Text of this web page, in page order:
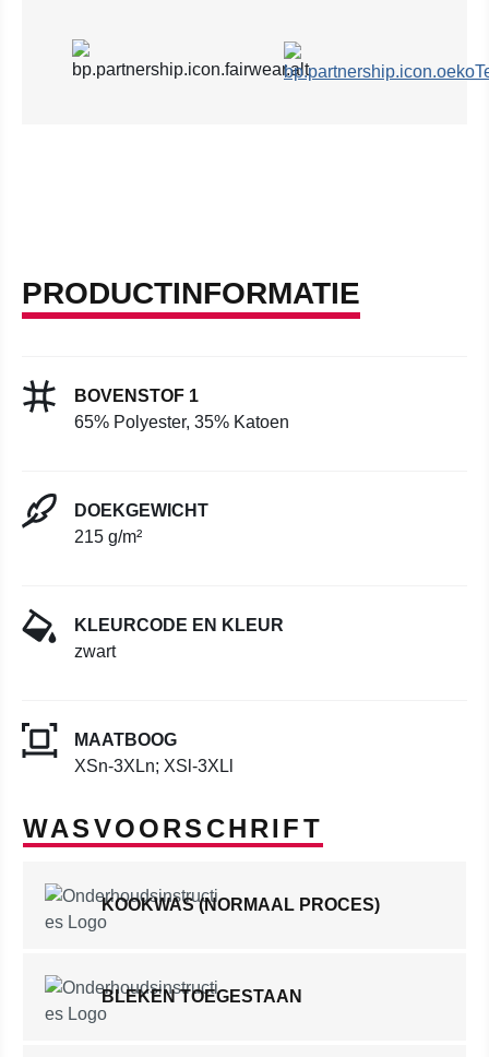
PRODUCTINFORMATIE
BOVENSTOF 1
65% Polyester, 35% Katoen
DOEKGEWICHT
215 g/m²
KLEURCODE EN KLEUR
zwart
MAATBOOG
XSn-3XLn; XSl-3XLl
WASVOORSCHRIFT
KOOKWAS (NORMAAL PROCES)
BLEKEN TOEGESTAAN